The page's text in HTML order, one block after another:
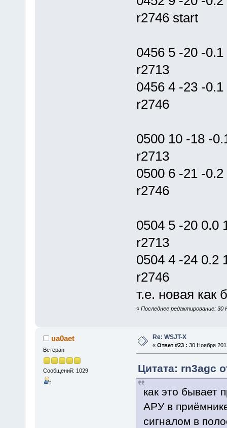
r2746 start
0456 5 -20 -
r2713
0456 4 -23 -
r2746
0500 10 -18 -
r2713
0500 6 -21 -
r2746
0504 5 -20
r2713
0504 4 -24
r2746
т.е. новая как
« Последнее редактирование: 30
ua0aet
Ветеран
Сообщений: 1029
Re: WSJT-X
« Ответ #23 : 30 Ноября
Цитата: rn3agc
как это бывает
АРУ в
сигналом в